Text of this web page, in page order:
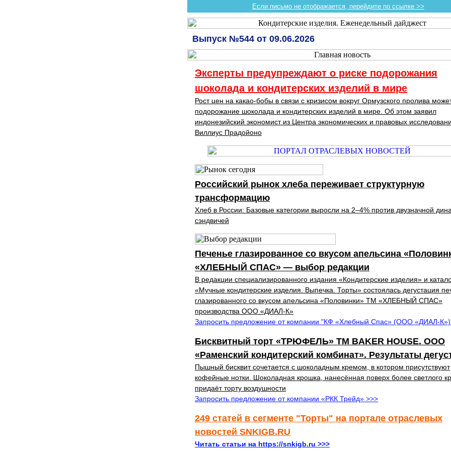
Если письмо не отображается, перейдите по ссылке >>
Выпуск №544 от 09.06.2026
Эксперты предупреждают о риске подорожания
шоколада и кондитерских изделий в мире
Рост цен на какао-бобы в связи с кризисом вокруг Ормузского пролива
подорожание шоколада и кондитерских изделий в мире. Об этом заявил
индонезийский экономист из Центра экономических и правовых
Виллиус Прадойоно
Российский рынок хлеба переживает структурную
трансформацию
Хлеб в России: Базовые категории выросли на 2–4% против двузначной
сэндвичей
Печенье глазированное со вкусом апельсина
«ХЛЕБНЫЙ СПАС» — выбор редакции
В редакции специализированного издания «Кондитерские изделия» и
«Мучные кондитерские изделия. Выпечка. Торты» состоялась дегустация
глазированного со вкусом апельсина «Половинки» ТМ «ХЛЕБНЫЙ СПАС»
производства ООО «ДИАЛ-К»
Запросить предложение от компании "КФ «Хлебный Спас» (ООО «ДИАЛ-
Бисквитный торт «ТРЮФЕЛЬ» ТМ BAKER HOUSE. ООО
«Раменский кондитерский комбинат». Результаты
Пышный бисквит сочетается с шоколадным кремом, в котором присутствуют
кофейные нотки. Шоколадная крошка, нанесённая поверх более светлого
придаёт торту воздушности
Запросить предложение от компании «РКК Трейд» >>>
249 статей в сегменте "Торты" на портале отраслевых
новостей SNKIGB.RU
Читать статьи на https://snkigb.ru >>>